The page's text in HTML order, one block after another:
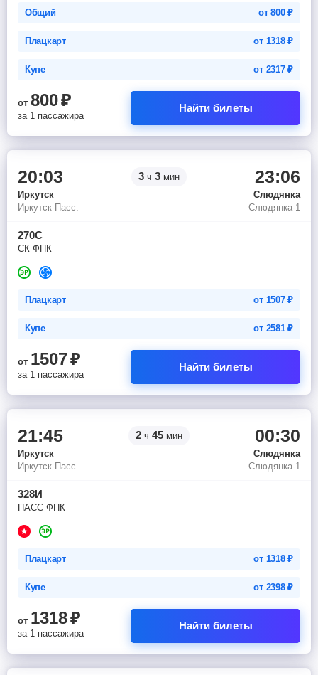
Общий от800₽
Плацкарт от 1318₽
Купе от 2317₽
от 800₽
за 1 пассажира
Найти билеты
20:03 3 ч 3 мин 23:06
Иркутск
Слюдянка
Иркутск-Пасс.
Слюдянка-1
270С
СК ФПК
Плацкарт от 1507₽
Купе от 2581₽
от 1507₽
за 1 пассажира
Найти билеты
21:45 2 ч 45 мин 00:30
Иркутск
Слюдянка
Иркутск-Пасс.
Слюдянка-1
328И
ПАСС ФПК
Плацкарт от 1318₽
Купе от 2398₽
от 1318₽
за 1 пассажира
Найти билеты